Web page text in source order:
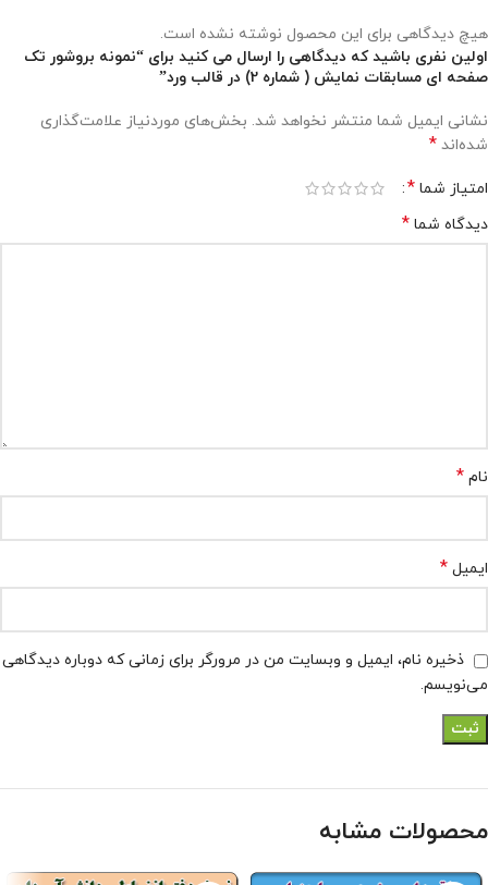
هیچ دیدگاهی برای این محصول نوشته نشده است.
اولین نفری باشید که دیدگاهی را ارسال می کنید برای “نمونه بروشور تک
صفحه ای مسابقات نمایش ( شماره 2) در قالب ورد”
نشانی ایمیل شما منتشر نخواهد شد. بخش‌های موردنیاز علامت‌گذاری
شده‌اند *
امتیاز شما *
دیدگاه شما *
نام *
ایمیل *
ذخیره نام، ایمیل و وبسایت من در مرورگر برای زمانی که دوباره دیدگاهی
می‌نویسم.
محصولات مشابه